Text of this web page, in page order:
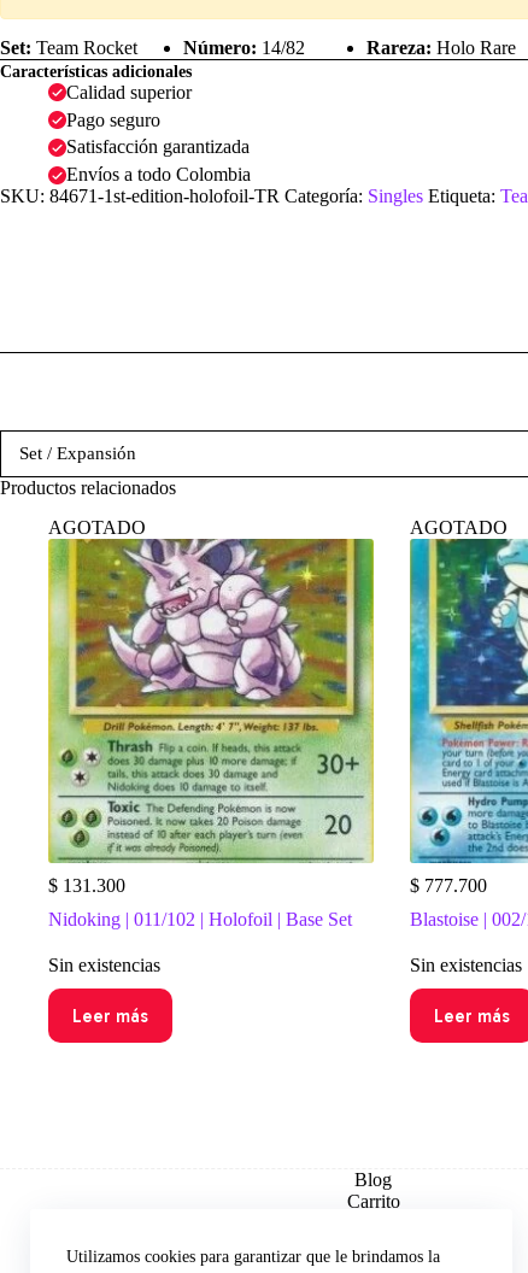
Utilizamos cookies para garantizar que le brindamos la
Set: Team Rocket Número: 14/82 Rareza: Holo Rare
Características adicionales
Calidad superior
Pago seguro
Satisfacción garantizada
Envíos a todo Colombia
SKU: 84671-1st-edition-holofoil-TR Categoría: Singles Etiqueta:
Set / Expansión
Productos relacionados
AGOTADO
$ 131.300
Nidoking | 011/102 | Holofoil | Base Set
Sin existencias
Leer más
AGOTADO
$777.700
Blastoise |
Sin existencias
Leer más
Blog
Carrito
Explorar por Set